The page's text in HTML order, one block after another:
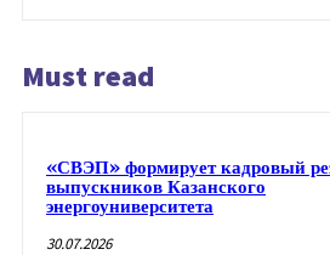
Must read
«СВЭП» формирует кадровый
выпускников Казанского
энергоуниверситета
30.07.2026